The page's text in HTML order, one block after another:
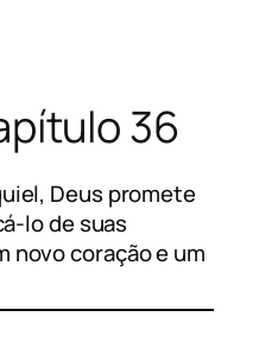
36
Deus promete
lo de suas
novo coração e um